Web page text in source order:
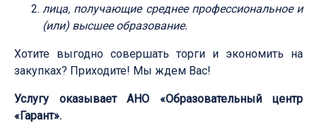
лица, получающие среднее профессиональное и
(или) высшее образование.
Хотите выгодно совершать торги и экономить на
закупках? Приходите! Мы ждем Вас!
Услугу оказывает АНО «Образовательный центр
«Гарант».